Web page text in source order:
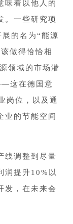
味着以他人的
。一些研究项
的名为“能源
做得恰恰相
领域的市场潜
这在德国意
岗位，以及通
业的节能空间
线调整到尽量
润提升10%以
发，在未来会